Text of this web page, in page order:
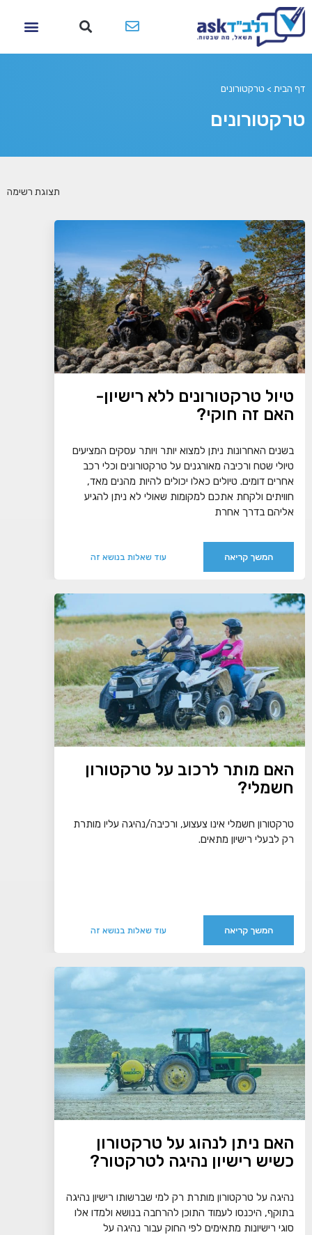
דף הבית > טרקטורונים
טרקטורונים
תצוגת רשימה
טיול טרקטורונים ללא רישיון-
האם זה חוקי?
בשנים האחרונות ניתן למצוא יותר ויותר עסקים המציעים
טיולי שטח ורכיבה מאורגנים על טרקטורונים וכלי רכב
אחרים דומים. טיולים כאלו יכולים להיות מהנים מאד,
חוויתים ולקחת אתכם למקומות שאולי לא ניתן להגיע
אליהם בדרך אחרת
המשך קריאה עוד שאלות בנושא זה
האם מותר לרכוב על טרקטורון
חשמלי?
טרקטורון חשמלי אינו צעצוע, ורכיבה/נהיגה עליו מותרת
רק לבעלי רישיון מתאים.
המשך קריאה עוד שאלות בנושא זה
האם ניתן לנהוג על טרקטורון
כשיש רישיון נהיגה לטרקטור?
נהיגה על טרקטורון מותרת רק למי שברשותו רישיון נהיגה
בתוקף, היכנסו לעמוד התוכן להרחבה בנושא ולמדו אלו
סוגי רישיונות מתאימים לפי החוק עבור נהיגה על